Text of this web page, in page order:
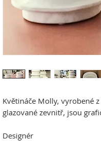
Květináče Molly, vyrobené
glazované zevnitř, jsou
Designér